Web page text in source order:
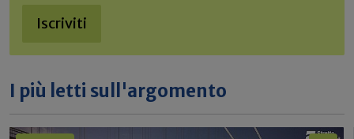
Iscriviti
I più letti sull'argomento